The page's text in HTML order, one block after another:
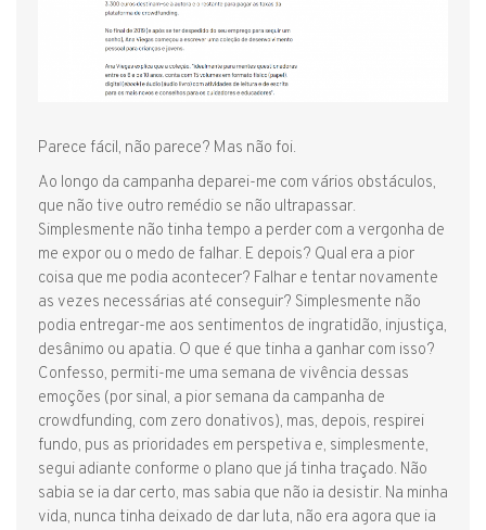
Parece fácil, não parece? Mas não foi.
Ao longo da campanha deparei-me com vários obstáculos,
que não tive outro remédio se não ultrapassar.
Simplesmente não tinha tempo a perder com a vergonha de
me expor ou o medo de falhar. E depois? Qual era a pior
coisa que me podia acontecer? Falhar e tentar novamente
as vezes necessárias até conseguir? Simplesmente não
podia entregar-me aos sentimentos de ingratidão, injustiça,
desânimo ou apatia. O que é que tinha a ganhar com isso?
Confesso, permiti-me uma semana de vivência dessas
emoções (por sinal, a pior semana da campanha de
crowdfunding, com zero donativos), mas, depois, respirei
fundo, pus as prioridades em perspetiva e, simplesmente,
segui adiante conforme o plano que já tinha traçado. Não
sabia se ia dar certo, mas sabia que não ia desistir. Na minha
vida, nunca tinha deixado de dar luta, não era agora que ia